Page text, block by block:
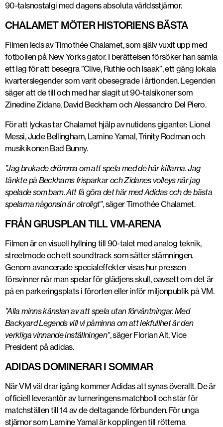
90-talsnostalgi med dagens absoluta världsstjärnor.
CHALAMET MÖTER HISTORIENS BÄSTA
Filmen leds av Timothée Chalamet, som själv vuxit upp med
fotbollen på New Yorks gator. I berättelsen försöker han samla
ett lag för att besegra ”Clive, Ruthie och Isaak”, ett gäng lokala
kvarterslegender som varit obesegrade i årtionden. Legenden
säger att de till och med har slagit ut 90-talsikoner som
Zinedine Zidane, David Beckham och Alessandro Del Piero.
För att lyckas tar Chalamet hjälp av nutidens giganter: Lionel
Messi, Jude Bellingham, Lamine Yamal, Trinity Rodman och
musikikonen Bad Bunny.
”Jag brukade drömma om att spela med de här killarna. Jag
tänkte på Beckhams frisparkar och Zidanes volleys när jag
spelade som barn. Att få göra det här med Adidas och de bästa
spelarna någonsin är otroligt”, säger Timothée Chalamet.
FRÅN GRUSPLAN TILL VM-ARENA
Filmen är en visuell hyllning till 90-talet med analog teknik,
streetmode och ett soundtrack som sätter stämningen.
Genom avancerade specialeffekter visas hur pressen
försvinner när man spelar för glädjens skull, oavsett om det är
på en parkeringsplats i förorten eller inför miljonpublik på VM.
”Alla minns känslan av att spela utan förväntningar. Med
Backyard Legends vill vi påminna om att lekfullhet är den
verkliga vinnande inställningen”, säger Florian Alt, Vice
President på adidas.
ADIDAS DOMINERAR I SOMMAR
När VM väl drar igång kommer Adidas att synas överallt. De är
officiell leverantör av turneringens matchboll och står för
matchställen till 14 av de deltagande förbunden. För unga
stjärnor som Lamine Yamal är kopplingen till rötterna